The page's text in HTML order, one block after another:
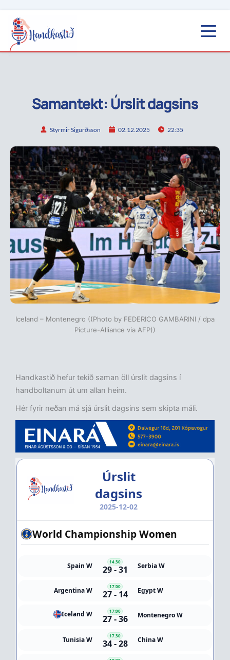
Samantekt: Úrslit dagsins
Styrmir Sigurðsson 02.12.2025 22:35
Iceland – Montenegro ((Photo by FEDERICO GAMBARINI / dpa
Picture-Alliance via AFP))
Handkastið hefur tekið saman öll úrslit dagsins í
handboltanum út um allan heim.
Hér fyrir neðan má sjá úrslit dagsins sem skipta máli.